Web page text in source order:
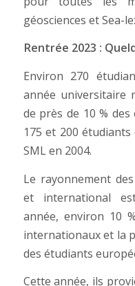
géosciences et Sea-
Rentrée 2023 :
Environ 270
année universitaire
de près de 10 %
175 et 200
SML en 2004.
Le rayonnement
et international
année, environ 10
internationaux et la
des étudiants
Cette année, ils